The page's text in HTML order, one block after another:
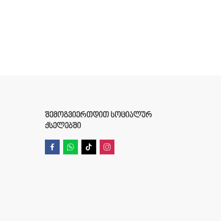
ᲨᲔᲛᲝᲒᲕᲘᲔᲠᲗᲓᲘᲗ ᲡᲝᲪᲘᲐᲚᲣᲠ
ᲥᲡᲔᲚᲔᲑᲨᲘ